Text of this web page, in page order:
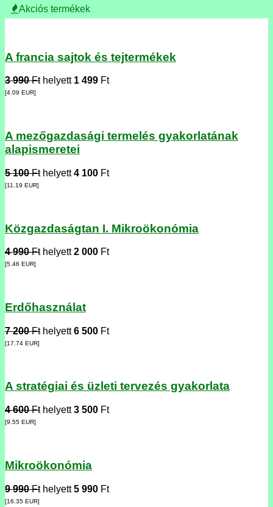
Akciós termékek
A francia sajtok és tejtermékek
3 990 Fthelyett 1 499 Ft
[4.09 EUR]
A mezőgazdasági termelés gyakorlatának
alapismeretei
5 100 Fthelyett4 100 Ft
[11.19 EUR]
Közgazdaságtan I. Mikroökonómia
4 990 Fthelyett2 000 Ft
[5.46 EUR]
Erdőhasználat
7 200 Fthelyett6 500 Ft
[17.74 EUR]
A stratégiai és üzleti tervezés gyakorlata
4 600 Fthelyett3 500 Ft
[9.55 EUR]
Mikroökonómia
9 990 Fthelyett5 990 Ft
[16.35 EUR]